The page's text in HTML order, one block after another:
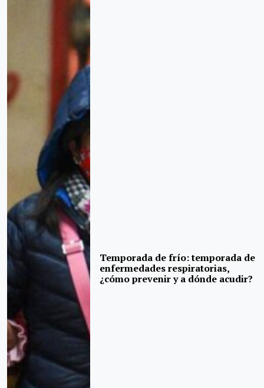
Temporada de frío: temporada de
enfermedades respiratorias,
¿cómo prevenir y a dónde acudir?